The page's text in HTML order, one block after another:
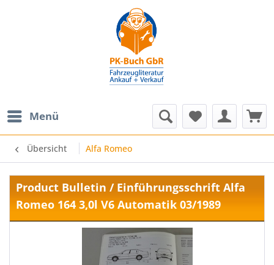
Menü
Übersicht Alfa Romeo
Product Bulletin / Einführungsschrift Alfa
Romeo 164 3,0l V6 Automatik 03/1989